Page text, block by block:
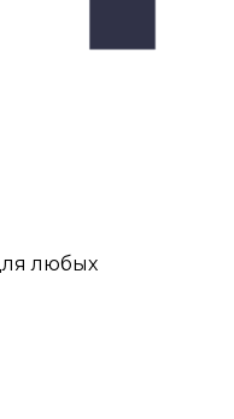
любых